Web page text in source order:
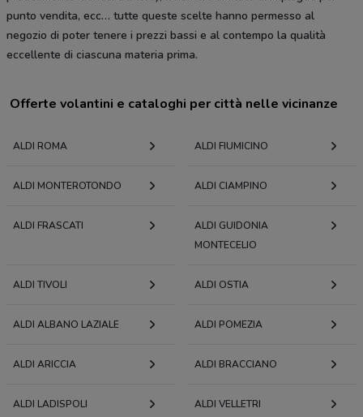
punto vendita, ecc… tutte queste scelte hanno permesso al
negozio di poter tenere i prezzi bassi e al contempo la qualità
eccellente di ciascuna materia prima.
Offerte volantini e cataloghi per città nelle vicinanze
ALDI ROMA ALDI FIUMICINO
ALDI MONTEROTONDO ALDI CIAMPINO
ALDI FRASCATI
ALDI GUIDONIA
MONTECELIO
ALDI TIVOLI ALDI OSTIA
ALDI ALBANO LAZIALE ALDI POMEZIA
ALDI ARICCIA ALDI BRACCIANO
ALDI LADISPOLI ALDI VELLETRI